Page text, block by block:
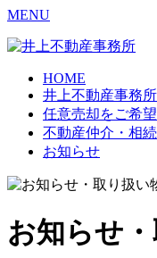
MENU
HOME
井上不動産事務
任意売却をご希
不動産仲介・相
お知らせ
お知らせ